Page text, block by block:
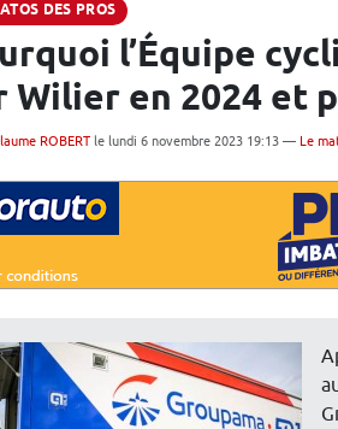
DES PROS
l’Équipe
Wilier en 2024 et
ROBERT le lundi 6 novembre 2023 19:13 — Le